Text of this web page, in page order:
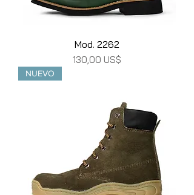
Mod. 2262
Precio
130,00 US$
NUEVO